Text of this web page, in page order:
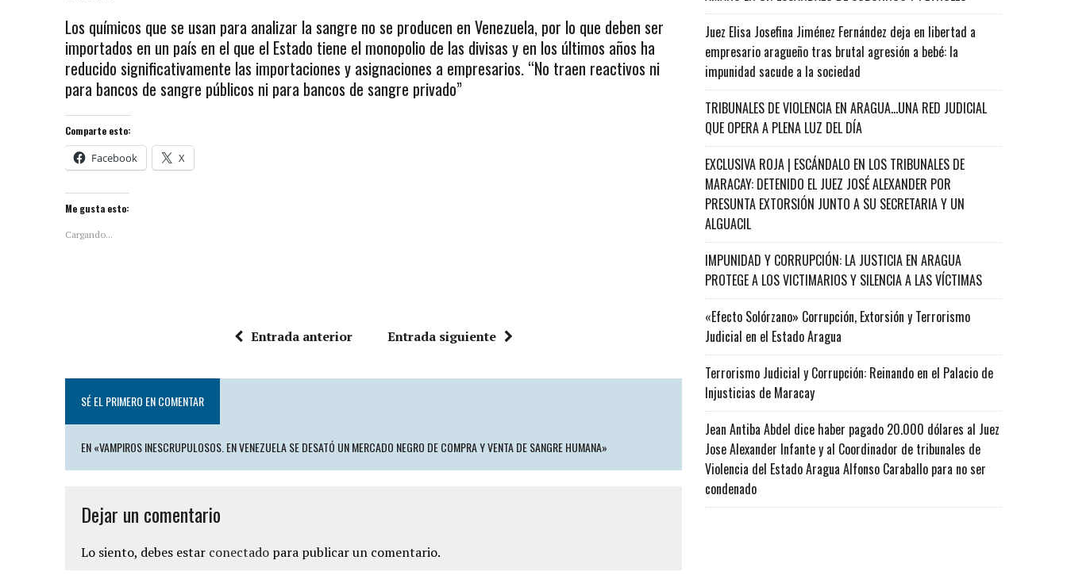
Los químicos que se usan para analizar la sangre no se producen en Venezuela, por lo que deben ser
importados en un país en el que el Estado tiene el monopolio de las divisas y en los últimos años ha
reducido significativamente las importaciones y asignaciones a empresarios. “No traen reactivos ni
para bancos de sangre públicos ni para bancos de sangre privado”
Comparte esto:
Facebook X
Me gusta esto:
Cargando...
Entrada anterior Entrada siguiente
SÉ EL PRIMERO EN COMENTAR
EN «VAMPIROS INESCRUPULOSOS. EN VENEZUELA SE DESATÓ UN MERCADO NEGRO DE COMPRA Y VENTA DE SANGRE HUMANA»
Dejar un comentario
Lo siento, debes estar conectado para publicar un comentario.
Juez Elisa Josefina Jiménez Fernández deja en libertad a
empresario aragueño tras brutal agresión a bebé: la
impunidad sacude a la sociedad
TRIBUNALES DE VIOLENCIA EN ARAGUA…UNA RED JUDICIAL
QUE OPERA A PLENA LUZ DEL DÍA
EXCLUSIVA ROJA | ESCÁNDALO EN LOS TRIBUNALES DE
MARACAY: DETENIDO EL JUEZ JOSÉ ALEXANDER POR
PRESUNTA EXTORSIÓN JUNTO A SU SECRETARIA Y UN
ALGUACIL
IMPUNIDAD Y CORRUPCIÓN: LA JUSTICIA EN ARAGUA
PROTEGE A LOS VICTIMARIOS Y SILENCIA A LAS VÍCTIMAS
«Efecto Solórzano» Corrupción, Extorsión y Terrorismo
Judicial en el Estado Aragua
Terrorismo Judicial y Corrupción: Reinando en el Palacio de
Injusticias de Maracay
Jean Antiba Abdel dice haber pagado 20.000 dólares al Juez
Jose Alexander Infante y al Coordinador de tribunales de
Violencia del Estado Aragua Alfonso Caraballo para no ser
condenado